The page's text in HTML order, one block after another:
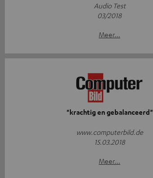
Audio Test
03/2018
Meer...
"krachtig en gebalanceerd"
www.computerbild.de
15.03.2018
Meer...